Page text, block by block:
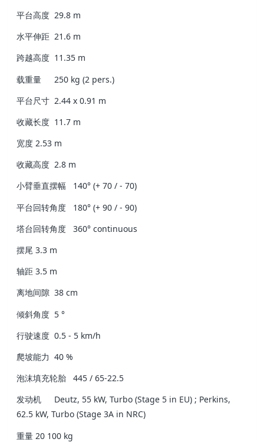
平台高度 29.8 m
水平伸距 21.6 m
跨越高度 11.35 m
载重量
250 kg (2 pers.)
平台尺寸 2.44 x 0.91 m
收藏长度 11.7 m
宽度 2.53 m
收藏高度 2.8 m
小臂垂直摆幅
140° (+ 70 / - 70)
平台回转角度
180° (+ 90 / - 90)
塔台回转角度
360° continuous
摆尾 3.3 m
轴距 3.5 m
离地间隙 38 cm
倾斜角度 5 °
行驶速度 0.5 - 5 km/h
爬坡能力 40 %
泡沫填充轮胎
445 / 65-22.5
发动机
Deutz, 55 kW, Turbo (Stage 5 in EU) ; Perkins,
62.5 kW, Turbo (Stage 3A in NRC)
重量 20 100 kg